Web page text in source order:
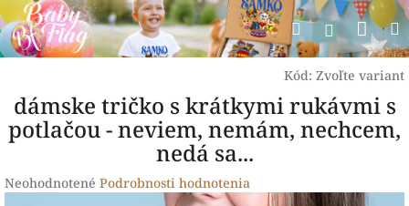
Prejsť
na
obsah
Hľadať
Kód: Zvoľte variant
dámske tričko s krátkymi rukávmi s
potlačou - neviem, nemám, nechcem,
nedá sa...
Priemerné
Neohodnotené Podrobnosti hodnotenia